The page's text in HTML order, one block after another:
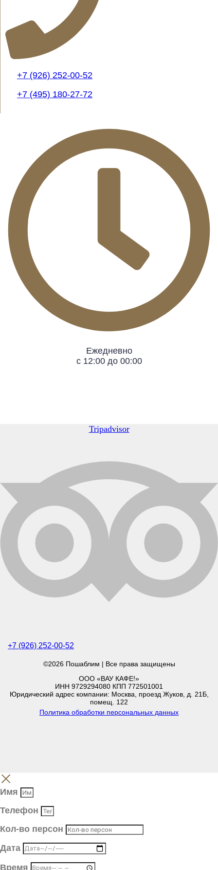
+7 (926) 252-00-52
+7 (495) 180-27-72
Ежедневно
с 12:00 до 00:00
Tripadvisor
+7 (926) 252-00-52
©2026 Пошаблим | Все права защищены
ООО «ВАУ КАФЕ!»
ИНН 9729294080 КПП 772501001
Юридический адрес компании: Москва, проезд Жуков, д. 21Б,
помещ. 122
Политика обработки персональных данных
Имя
Телефон
Кол-во персон
Дата
Время